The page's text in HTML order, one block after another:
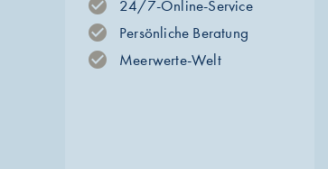
24/7-Online-Service
Persönliche Beratung
Meerwerte-Welt